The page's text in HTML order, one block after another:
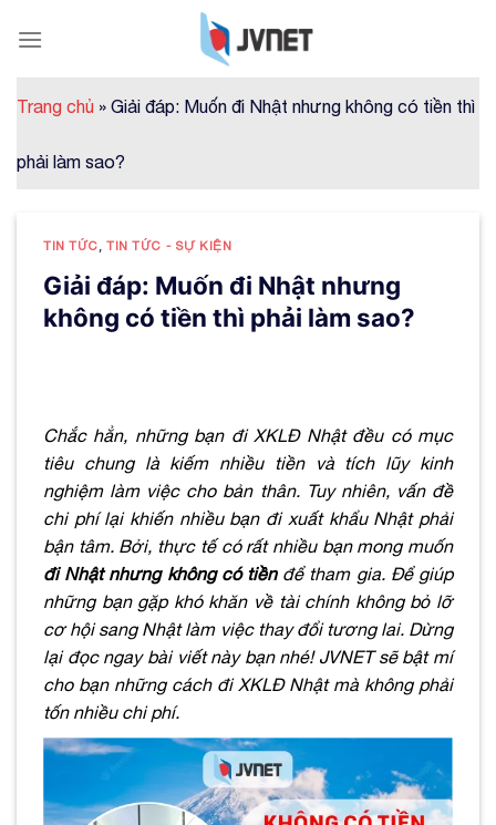
Trang chủ » Giải đáp: Muốn đi Nhật nhưng không có tiền thì
phải làm sao?
TIN TỨC ,TIN TỨC - SỰ KIỆN
Giải đáp: Muốn đi Nhật nhưng
không có tiền thì phải làm sao?
Chắc hẳn, những bạn đi XKLĐ Nhật đều có mục
tiêu chung là kiếm nhiều tiền và tích lũy kinh
nghiệm làm việc cho bản thân. Tuy nhiên, vấn đề
chi phí lại khiến nhiều bạn đi xuất khẩu Nhật phải
bận tâm. Bởi, thực tế có rất nhiều bạn mong muốn
đi Nhật nhưng không có tiềnđể tham gia. Để giúp
những bạn gặp khó khăn về tài chính không bỏ lỡ
cơ hội sang Nhật làm việc thay đổi tương lai. Dừng
lại đọc ngay bài viết này bạn nhé! JVNET sẽ bật mí
cho bạn những cách đi XKLĐ Nhật mà không phải
tốn nhiều chi phí.